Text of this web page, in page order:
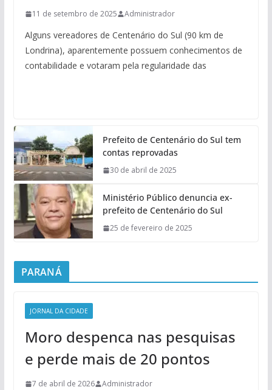
11 de setembro de 2025 Administrador
Alguns vereadores de Centenário do Sul (90 km de
Londrina), aparentemente possuem conhecimentos de
contabilidade e votaram pela regularidade das
Prefeito de Centenário do Sul tem
contas reprovadas
30 de abril de 2025
Ministério Público denuncia ex-
prefeito de Centenário do Sul
25 de fevereiro de 2025
PARANÁ
JORNAL DA CIDADE
Moro despenca nas pesquisas
e perde mais de 20 pontos
7 de abril de 2026 Administrador